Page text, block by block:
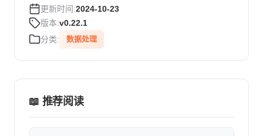
更新时间:2024-10-23
版本:v0.22.1
分类:
数据处理
📖 推荐阅读